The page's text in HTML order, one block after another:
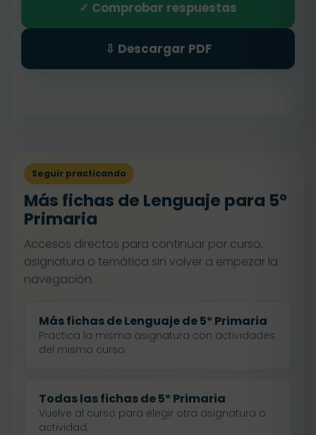
✓ Comprobar respuestas
⇩ Descargar PDF
Seguir practicando
Más fichas de Lenguaje para 5º
Primaria
Accesos directos para continuar por curso,
asignatura o temática sin volver a empezar la
navegación.
Más fichas de Lenguaje de 5º Primaria
Practica la misma asignatura con actividades
del mismo curso.
Todas las fichas de 5º Primaria
Vuelve al curso para elegir otra asignatura o
actividad.